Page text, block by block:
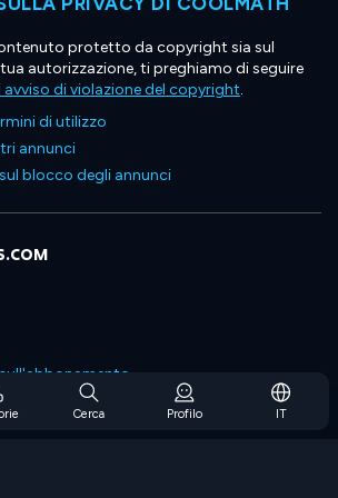
Cerca Profilo IT
protetto da copyright sia sul
autorizzazione, ti preghiamo di seguire
avviso di violazione del copyright.
di utilizzo
annunci
blocco degli annunci